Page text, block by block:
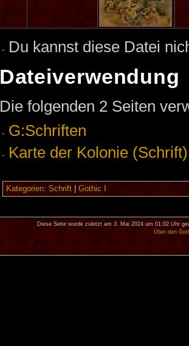
Du kannst diese Datei
Dateiverwendung
Die folgenden 2 Seiten
G:Schriften
Karte der Kolonie (Schrift)
Kategorien: Schrift| Gothic I
Diese Seite wurde zuletzt am 3. Mai 2024 um 01:02 Uhr
Über den